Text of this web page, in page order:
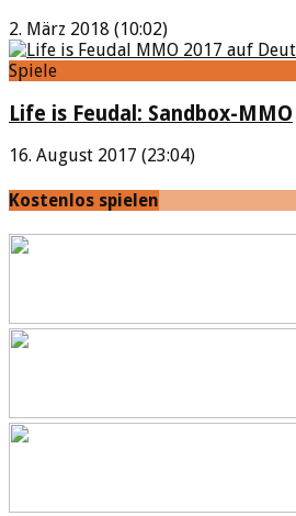
2. März 2018 (10:02)
Spiele
Life is Feudal: Sandbox-MMO
16. August 2017 (23:04)
Kostenlos spielen